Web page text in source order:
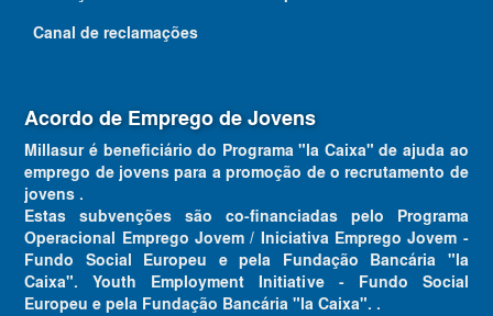
Canal de reclamações
Acordo de Emprego de Jovens
Millasur é beneficiário do Programa "la Caixa" de ajuda ao
emprego de jovens para a promoção de o recrutamento de
jovens .
Estas subvenções são co-financiadas pelo Programa
Operacional Emprego Jovem / Iniciativa Emprego Jovem -
Fundo Social Europeu e pela Fundação Bancária "la
Caixa". Youth Employment Initiative - Fundo Social
Europeu e pela Fundação Bancária "la Caixa". .